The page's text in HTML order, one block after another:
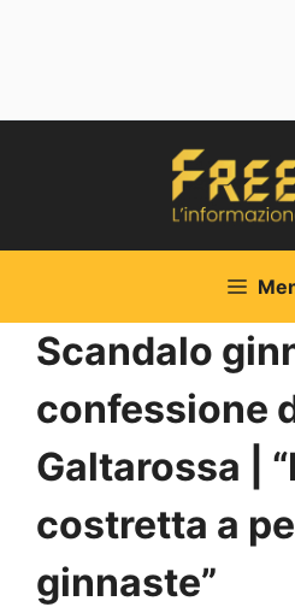
Scandalo
confessione
Galtarossa |
costretta a
ginnaste”